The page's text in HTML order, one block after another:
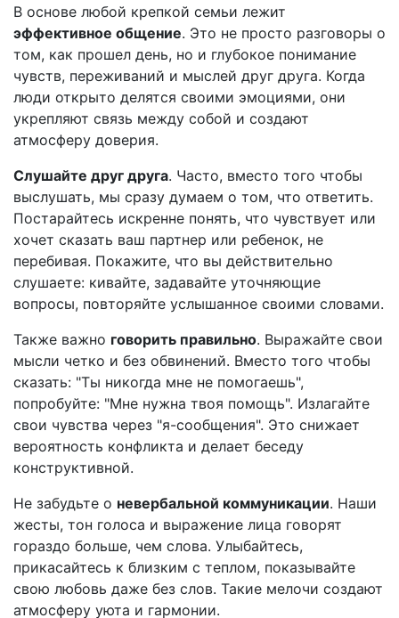
В основе любой крепкой семьи лежит
эффективное общение. Это не просто разговоры о
том, как прошел день, но и глубокое понимание
чувств, переживаний и мыслей друг друга. Когда
люди открыто делятся своими эмоциями, они
укрепляют связь между собой и создают
атмосферу доверия.
Слушайте друг друга. Часто, вместо того чтобы
выслушать, мы сразу думаем о том, что ответить.
Постарайтесь искренне понять, что чувствует или
хочет сказать ваш партнер или ребенок, не
перебивая. Покажите, что вы действительно
слушаете: кивайте, задавайте уточняющие
вопросы, повторяйте услышанное своими словами.
Также важно говорить правильно. Выражайте свои
мысли четко и без обвинений. Вместо того чтобы
сказать: "Ты никогда мне не помогаешь",
попробуйте: "Мне нужна твоя помощь". Излагайте
свои чувства через "я-сообщения". Это снижает
вероятность конфликта и делает беседу
конструктивной.
Не забудьте о невербальной коммуникации. Наши
жесты, тон голоса и выражение лица говорят
гораздо больше, чем слова. Улыбайтесь,
прикасайтесь к близким с теплом, показывайте
свою любовь даже без слов. Такие мелочи создают
атмосферу уюта и гармонии.